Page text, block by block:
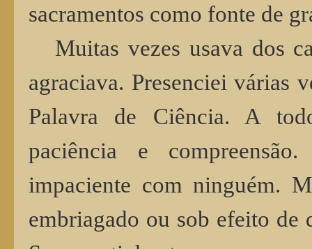
sacramentos como fonte de
Muitas vezes usava dos
agraciava. Presenciei várias
Palavra de Ciência. A
paciência e
impaciente com ninguém.
embriagado ou sob efeito de